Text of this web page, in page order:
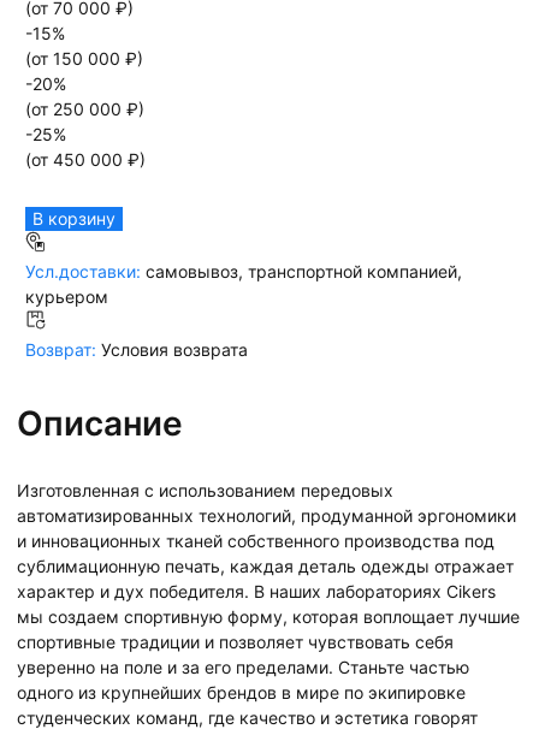
(от 70 000 ₽)
-15%
(от 150 000 ₽)
-20%
(от 250 000 ₽)
-25%
(от 450 000 ₽)
В корзину
Усл.доставки: самовывоз, транспортной компанией,
курьером
Возврат: Условия возврата
Описание
Изготовленная с использованием передовых
автоматизированных технологий, продуманной эргономики
и инновационных тканей собственного производства под
сублимационную печать, каждая деталь одежды отражает
характер и дух победителя. В наших лабораториях Cikers
мы создаем спортивную форму, которая воплощает лучшие
спортивные традиции и позволяет чувствовать себя
уверенно на поле и за его пределами. Станьте частью
одного из крупнейших брендов в мире по экипировке
студенческих команд, где качество и эстетика говорят